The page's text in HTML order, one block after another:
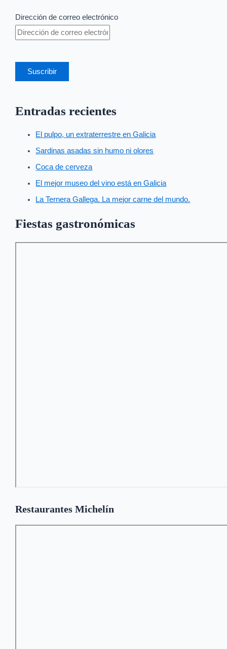
Dirección de correo electrónico
Suscribir
Entradas recientes
El pulpo, un extraterrestre en Galicia
Sardinas asadas sin humo ni olores
Coca de cerveza
El mejor museo del vino está en Galicia
La Ternera Gallega. La mejor carne del mundo.
Fiestas gastronómicas
Restaurantes Michelín